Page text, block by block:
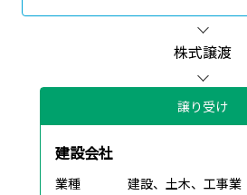
株式譲渡
譲り受け
建設会社
業種
建設、土木、工事業